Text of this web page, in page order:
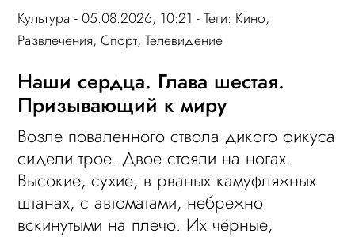
Культура - 05.08.2026, 10:21 - Теги: Кино,
Развлечения,Спорт,Телевидение
Наши сердца. Глава шестая.
Призывающий к миру
Возле поваленного ствола дикого фикуса
сидели трое. Двое стояли на ногах.
Высокие, сухие, в рваных камуфляжных
штанах, с автоматами, небрежно
вскинутыми на плечо. Их чёрные,